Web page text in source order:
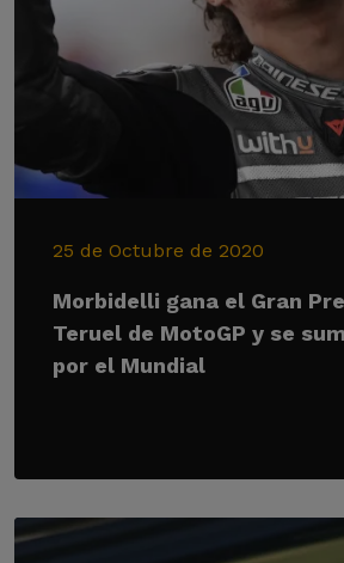
25 de Octubre de 2020
Morbidelli gana el Gran
Teruel de MotoGP y se
por el Mundial